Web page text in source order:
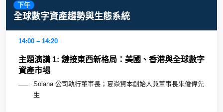
下午
全球數字資產趨勢與生態系統
14:00 – 14:20
主題演講 1: 鏈接東西新格局：美國、香港與全球數字
資產市場
Solana 公司執行董事長；夏焱資本創始人兼董事長朱俊偉先
生